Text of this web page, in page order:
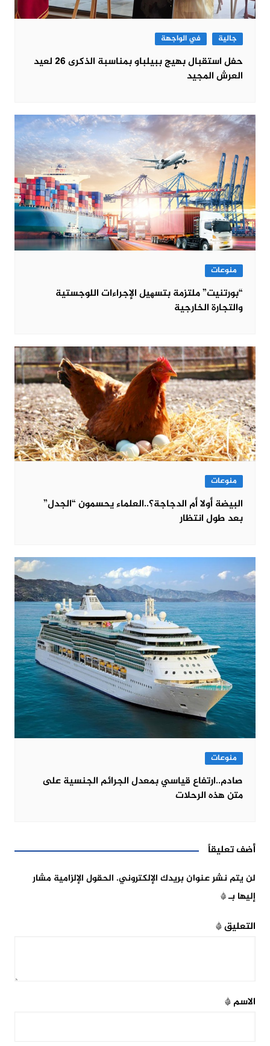
جالية في الواجهة
حفل استقبال بهيج ببيلباو بمناسبة الذكرى 26 لعيد
العرش المجيد
منوعات
“بورتنیت” ملتزمة بتسھیل الإجراءات اللوجستیة
والتجارة الخارجیة
منوعات
البيضة أولا أم الدجاجة؟..العلماء يحسمون “الجدل”
بعد طول انتظار
منوعات
صادم..ارتفاع قياسي بمعدل الجرائم الجنسية على
متن هذه الرحلات
أضف تعليقاً
لن يتم نشر عنوان بريدك الإلكتروني. الحقول الإلزامية مشار
إليها بـ*
التعليق*
الاسم*